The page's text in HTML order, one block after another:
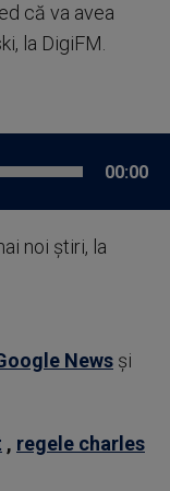
că va avea
la DigiFM.
00:00
noi știri, la
News şi
, regele charles